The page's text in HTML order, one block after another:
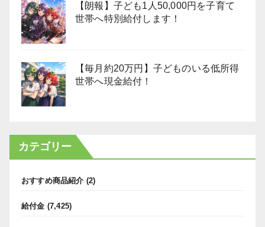
【朗報】子ども1人50,000円を子育て
世帯へ特別給付します！
【毎月約20万円】子どものいる低所得
世帯へ現金給付！
カテゴリー
おすすめ商品紹介 (2)
給付金 (7,425)